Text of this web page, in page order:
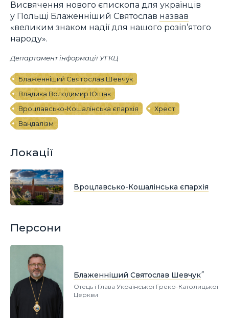
Висвячення нового єпископа для українців
у Польщі Блаженніший Святослав назвав
«великим знаком надії для нашого розіп’ятого
народу».
Департамент інформації УГКЦ
Блаженніший Святослав Шевчук
Владика Володимир Ющак
Вроцлавсько-Кошалінська єпархія
Хрест
Вандалізм
Локації
Вроцлавсько-Кошалінська єпархія
Персони
Блаженніший Святослав Шевчук
Отець і Глава Української Греко-Католицької
Церкви